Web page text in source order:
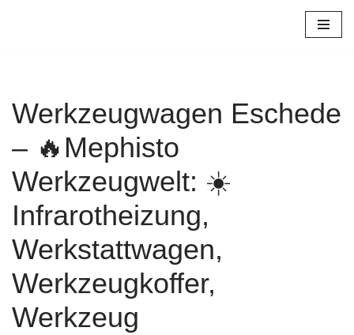
Werkzeugwagen Eschede
– 🔥Mephisto
Werkzeugwelt: ☀️
Infrarotheizung,
Werkstattwagen,
Werkzeugkoffer,
Werkzeug